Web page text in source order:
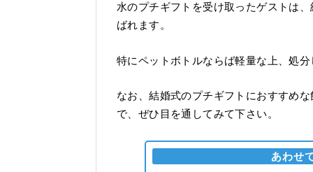
水のプチギフトを受け取ったゲストは
ばれます。
特にペットボトルならば軽量な上、処
なお、結婚式のプチギフトにおすすめ
で、ぜひ目を通してみて下さい。